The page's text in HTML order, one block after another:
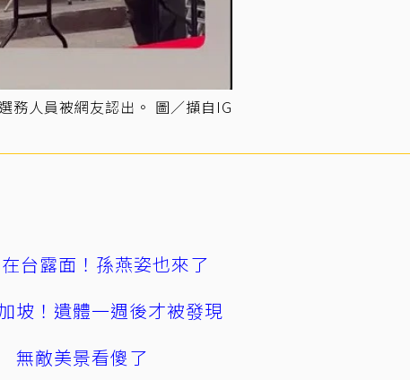
務人員被網友認出。 圖／擷自IG
台露面！孫燕姿也來了
坡！遺體一週後才被發現
無敵美景看傻了